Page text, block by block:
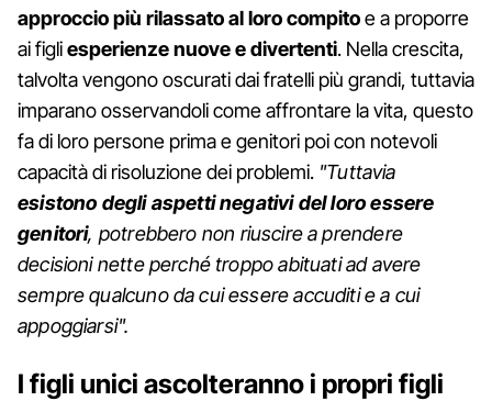
approccio più rilassato al loro compitoe a proporre
ai figliesperienze nuove e divertenti. Nella crescita,
talvolta vengono oscurati dai fratelli più grandi, tuttavia
imparano osservandoli come affrontare la vita, questo
fa di loro persone prima e genitori poi con notevoli
capacità di risoluzione dei problemi. "Tuttavia
esistono degli aspetti negativi del loro essere
genitori, potrebbero non riuscire a prendere
decisioni nette perché troppo abituati ad avere
sempre qualcuno da cui essere accuditi e a cui
appoggiarsi".
I figli unici ascolteranno i propri figli